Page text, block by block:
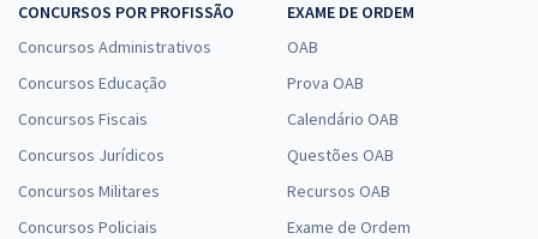
CONCURSOS POR PROFISSÃO
Concursos Administrativos
Concursos Educação
Concursos Fiscais
Concursos Jurídicos
Concursos Militares
Concursos Policiais
EXAME DE ORDEM
OAB
Prova OAB
Calendário OAB
Questões OAB
Recursos OAB
Exame de Ordem